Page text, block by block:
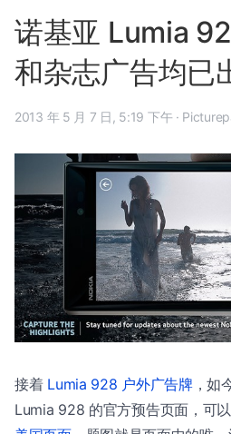
诺基亚 Lumia
和杂志广告均已
2013 年 5 月 7 日, 5:19 下午 ·
接着 Lumia 928 户外广告牌，如
Lumia 928 的官方预告页面，可